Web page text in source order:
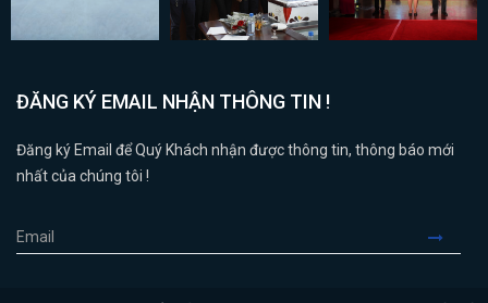
ĐĂNG KÝ EMAIL NHẬN THÔNG TIN !
Đăng ký Email để Quý Khách nhận được thông tin, thông báo mới
nhất của chúng tôi !